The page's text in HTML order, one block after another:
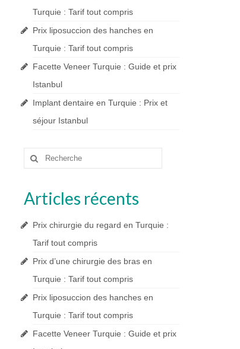
Turquie : Tarif tout compris
Prix liposuccion des hanches en
Turquie : Tarif tout compris
Facette Veneer Turquie : Guide et prix
Istanbul
Implant dentaire en Turquie : Prix et
séjour Istanbul
Rechercher
Articles récents
Prix chirurgie du regard en Turquie :
Tarif tout compris
Prix d’une chirurgie des bras en
Turquie : Tarif tout compris
Prix liposuccion des hanches en
Turquie : Tarif tout compris
Facette Veneer Turquie : Guide et prix